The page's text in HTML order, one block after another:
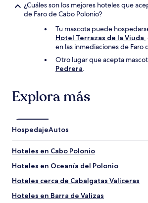
¿Cuáles son los mejores hoteles que
de Faro de Cabo Polonio?
Tu mascota puede
Hotel Terrazas de la Viuda,
en las inmediaciones de Faro
Otro lugar que acepta
Pedrera.
Explora más
HospedajeAutos
Hoteles en Cabo Polonio
Hoteles en Oceanía del Polonio
Hoteles cerca de Cabalgatas Valiceras
Hoteles en Barra de Valizas